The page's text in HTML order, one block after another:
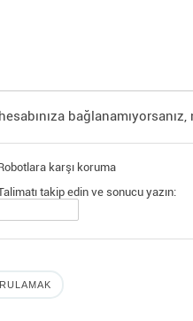
karşı koruma
takip edin ve sonucu yazın: